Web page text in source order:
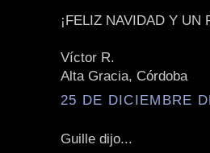
¡FELIZ NAVIDAD Y UN
Víctor R.
Alta Gracia, Córdoba
25 DE DICIEMBRE
Guille dijo...